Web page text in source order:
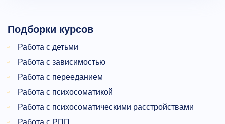
Подборки курсов
Работа с детьми
Работа с зависимостью
Работа с перееданием
Работа с психосоматикой
Работа с психосоматическими расстройствами
Работа с РПП